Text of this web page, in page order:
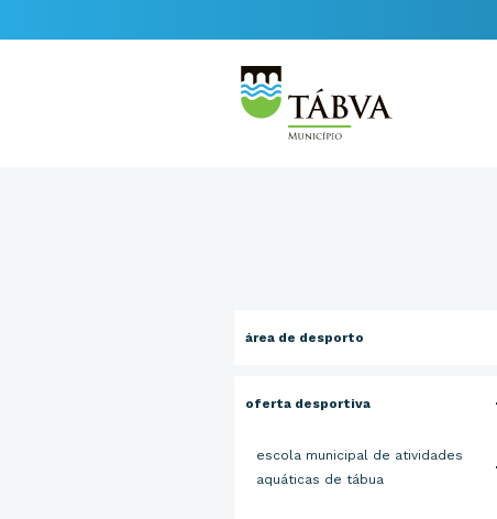
área de desporto
oferta desportiva
escola municipal de atividades
aquáticas de tábua